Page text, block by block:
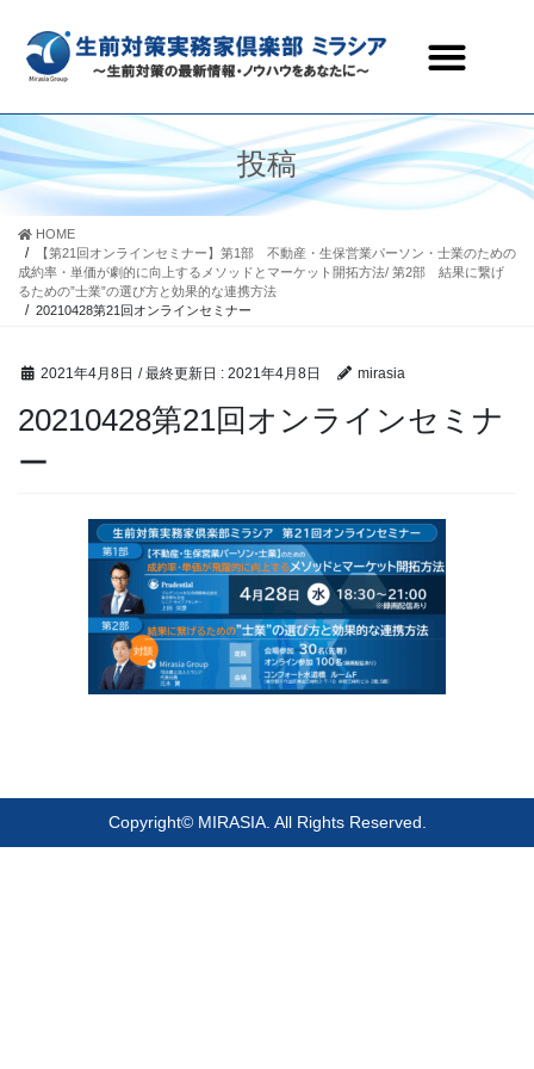
投稿
HOME
【第21回オンラインセミナー】第1部 不動産・生保営業パーソン・士業のための
成約率・単価が劇的に向上するメソッドとマーケット開拓方法/ 第2部 結果に繋げ
るための”士業”の選び方と効果的な連携方法
20210428第21回オンラインセミナー
2021年4月8日 / 最終更新日 : 2021年4月8日 mirasia
20210428第21回オンラインセミナ
ー
Copyright© MIRASIA. All Rights Reserved.